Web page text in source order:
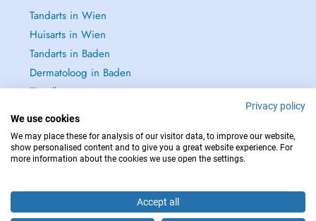
Tandarts in Wien
Huisarts in Wien
Tandarts in Baden
Dermatoloog in Baden
Zie alle →
NEEM IN GEVAL VAN NOOD CONTACT OP MET : 112
Privacy policy
We use cookies
We may place these for analysis of our visitor data, to improve our website,
show personalised content and to give you a great website experience. For
more information about the cookies we use open the settings.
Accept all